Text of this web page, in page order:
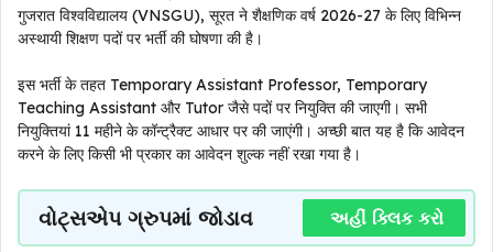
गुजरात विश्वविद्यालय (VNSGU), सूरत ने शैक्षणिक वर्ष 2026-27 के लिए विभिन्न
अस्थायी शिक्षण पदों पर भर्ती की घोषणा की है।
इस भर्ती के तहत Temporary Assistant Professor, Temporary
Teaching Assistant और Tutor जैसे पदों पर नियुक्ति की जाएगी। सभी
नियुक्तियां 11 महीने के कॉन्ट्रैक्ट आधार पर की जाएंगी। अच्छी बात यह है कि आवेदन
करने के लिए किसी भी प्रकार का आवेदन शुल्क नहीं रखा गया है।
વોટ્સએપ ગ્રુપમાં જોડાવ અહીં ક્લિક કરો